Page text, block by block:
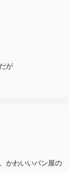
が
かわいいパン屋の